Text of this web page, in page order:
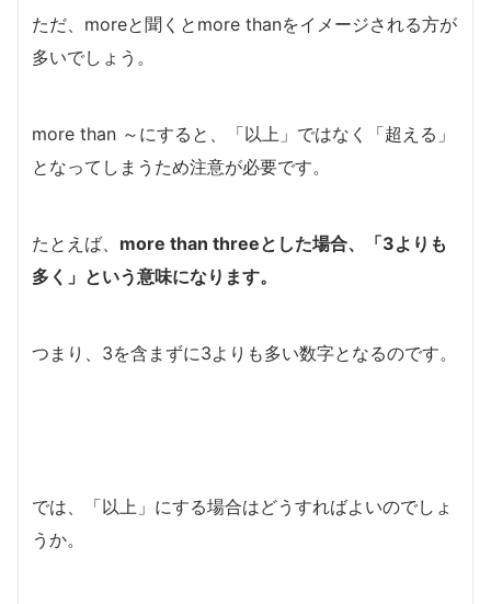
ただ、moreと聞くとmore thanをイメージされる方が
多いでしょう。
more than ～にすると、「以上」ではなく「超える」
となってしまうため注意が必要です。
たとえば、 more than threeとした場合、「3よりも
多く」という意味になります。
つまり、3を含まずに3よりも多い数字となるのです。
では、「以上」にする場合はどうすればよいのでしょ
うか。